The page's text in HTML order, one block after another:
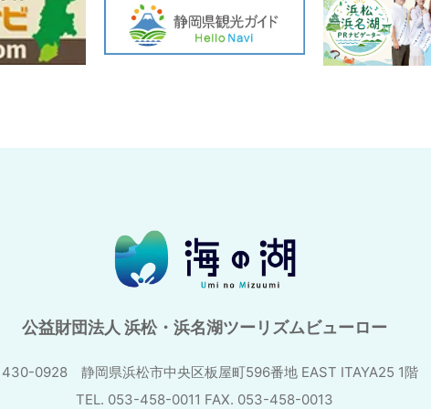
公益財団法人 浜松・浜名湖ツーリズムビューロー
0928 静岡県浜松市中央区板屋町596番地 EAST ITAYA25 1階
TEL. 053-458-0011 FAX. 053-458-0013